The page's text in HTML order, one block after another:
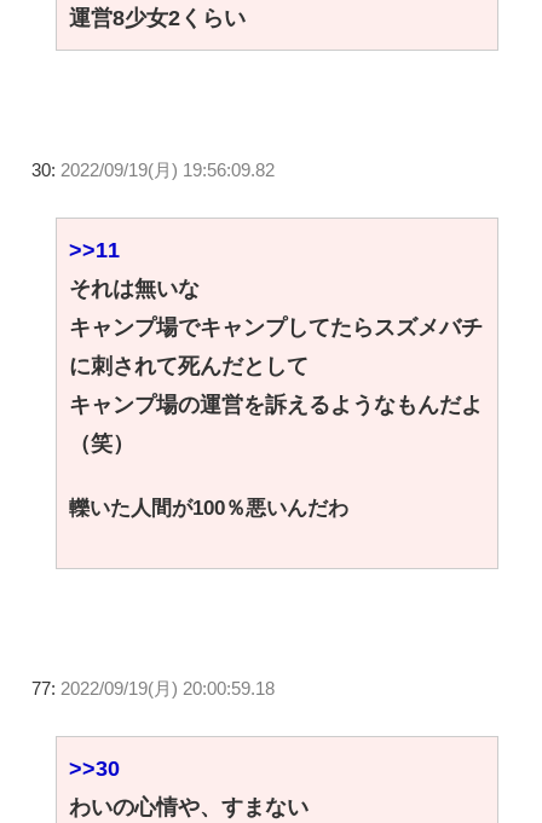
運営8少女2くらい
30: 2022/09/19(月) 19:56:09.82
>>11
それは無いな
キャンプ場でキャンプしてたらスズメバチ
に刺されて死んだとして
キャンプ場の運営を訴えるようなもんだよ
（笑）
轢いた人間が100％悪いんだわ
77: 2022/09/19(月) 20:00:59.18
>>30
わいの心情や、すまない